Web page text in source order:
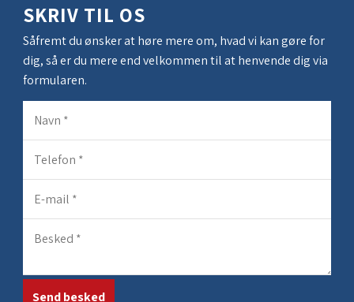
SKRIV TIL OS
Såfremt du ønsker at høre mere om, hvad vi kan gøre for
dig, så er du mere end velkommen til at henvende dig via
formularen.​